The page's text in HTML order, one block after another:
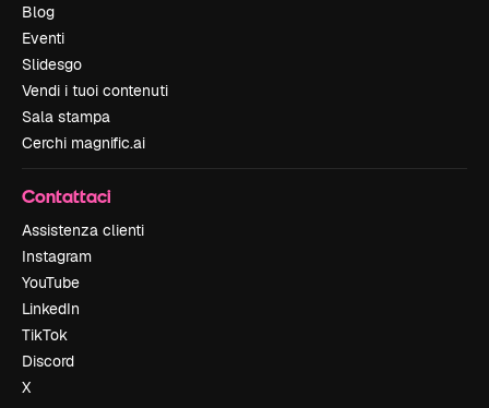
Blog
Eventi
Slidesgo
Vendi i tuoi contenuti
Sala stampa
Cerchi magnific.ai
Contattaci
Assistenza clienti
Instagram
YouTube
LinkedIn
TikTok
Discord
X